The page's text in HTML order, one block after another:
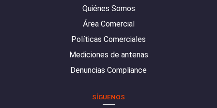
Quiénes Somos
Área Comercial
Políticas Comerciales
Mediciones de antenas
Denuncias Compliance
SÍGUENOS